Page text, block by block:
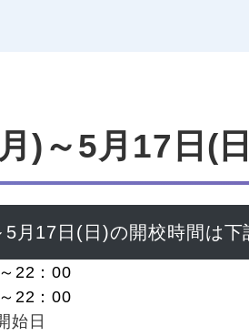
)～5月17日(
月17日(日)の開校時間は下
22：00
22：00
日